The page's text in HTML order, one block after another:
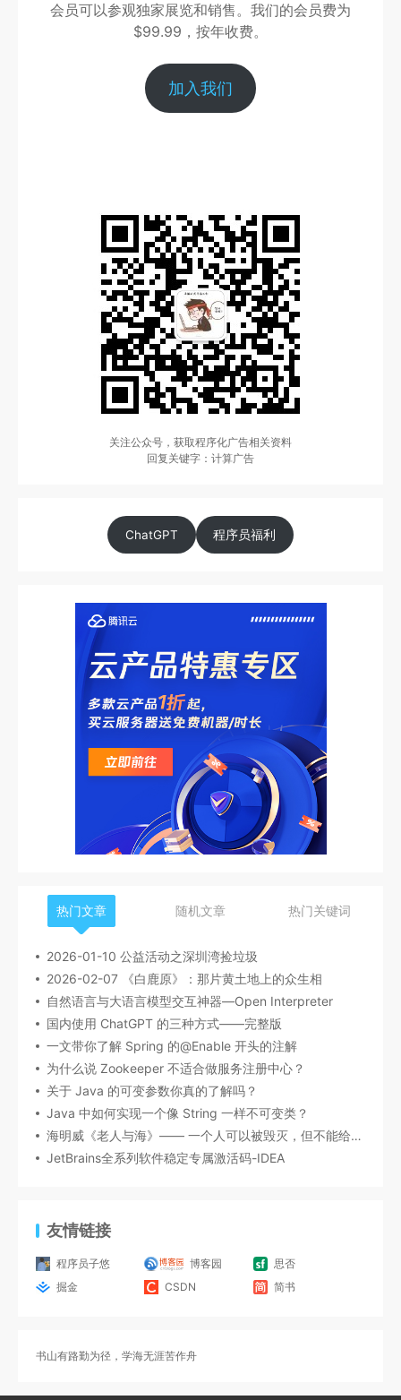
会员可以参观独家展览和销售。我们的会员费为
$99.99，按年收费。
加入我们
关注公众号，获取程序化广告相关资料
回复关键字：计算广告
ChatGPT 程序员福利
热门文章 随机文章 热门关键词
2026-01-10 公益活动之深圳湾捡垃圾
2026-02-07 《白鹿原》：那片黄土地上的众生相
自然语言与大语言模型交互神器—Open Interpreter
国内使用 ChatGPT 的三种方式——完整版
一文带你了解 Spring 的@Enable 开头的注解
为什么说 Zookeeper 不适合做服务注册中心？
关于 Java 的可变参数你真的了解吗？
Java 中如何实现一个像 String 一样不可变类？
海明威《老人与海》—— 一个人可以被毁灭，但不能给打败
JetBrains全系列软件稳定专属激活码-IDEA
友情链接
程序员子悠 博客园
思否
掘金
CSDN 简书
书山有路勤为径，学海无涯苦作舟